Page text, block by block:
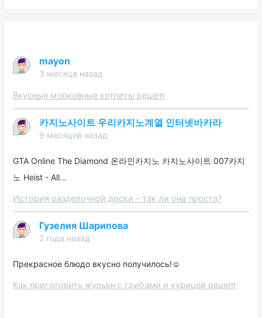
mayon
3 месяца назад
Вкусные морковные котлеты рецепт
카지노사이트 우리카지노계열 인터넷바카라
9 месяцев назад
GTA Online The Diamond 온라인카지노 카지노사이트 007카지
노 Heist - All...
История разделочной доски – так ли она проста?
Гузелия Шарипова
2 года назад
Прекрасное блюдо вкусно получилось!☺️
Как приготовить жульен с грибами и курицей рецепт